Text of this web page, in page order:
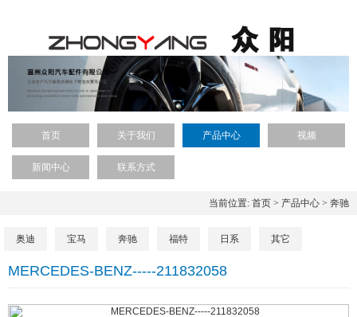
首页 关于我们 产品中心 视频
新闻中心 联系方式
当前位置: 首页 > 产品中心 > 奔驰
奥迪 宝马 奔驰 福特 日系 其它
MERCEDES-BENZ-----211832058